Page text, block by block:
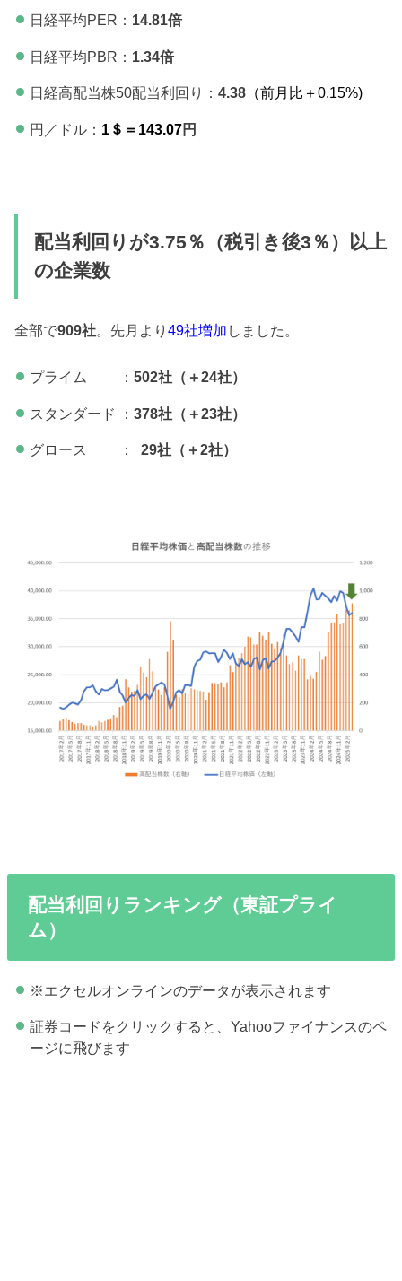
日経平均PER： 14.81倍
日経平均PBR： 1.34倍
日経高配当株50配当利回り： 4.38（前月比＋0.15%)
円／ドル： 1＄＝143.07円
配当利回りが3.75％（税引き後3％）以上
の企業数
全部で909社。先月より49社増加 しました。
プライム ： 502社（＋24社）
スタンダード ： 378社（＋23社）
グロース ： 29社（＋2社）
配当利回りランキング（東証プライ
ム）
※エクセルオンラインのデータが表示されます
証券コードをクリックすると、Yahooファイナンスのペ
ージに飛びます